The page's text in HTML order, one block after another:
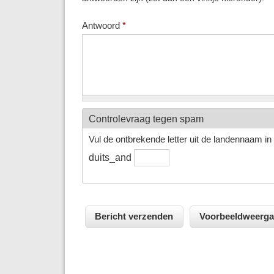
Antwoord *
Controlevraag tegen spam
Vul de ontbrekende letter uit de landennaam
duits_and